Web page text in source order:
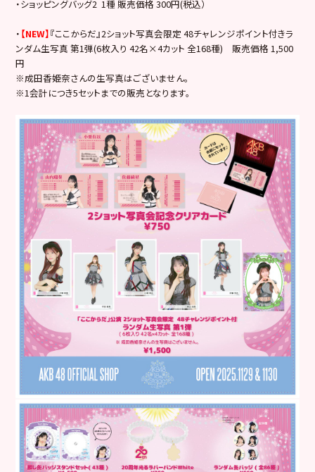
・ショッピングバッグ2 1種 販売価格 300円(税込）
・ 【NEW】『ここからだ』2ショット写真会限定 48チャレンジポイント付きラ
ンダム生写真 第1弾(6枚入り 42名×4カット 全168種) 販売価格 1,500
円
※成田香姫奈さんの生写真はございません。
※1会計につき5セットまでの販売となります。